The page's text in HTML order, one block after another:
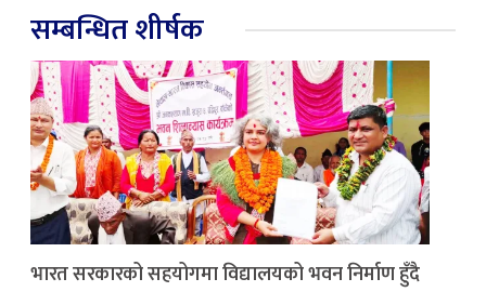
सम्बन्धित शीर्षक
भारत सरकारको सहयोगमा विद्यालयको भवन निर्माण हुँदै